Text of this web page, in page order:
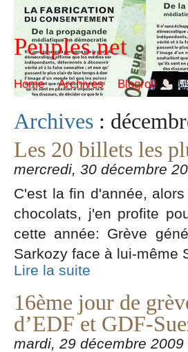
Peuples.net
Home Archives Blogroll
Archives :
Les 20 billets les
mercredi, 30 décembre
C'est la fin d'année,
chocolats, j'en profite
cette année: Grève
Sarkozy face à lui-même
Lire la suite
16ème jour de
d’EDF et GDF-
mardi, 29 décembre 2009